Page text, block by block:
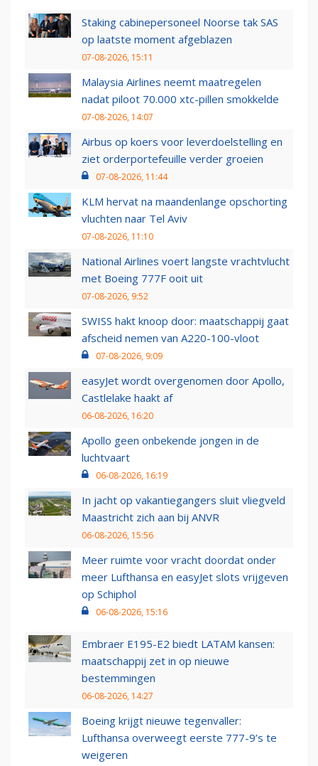
Staking cabinepersoneel Noorse tak SAS
op laatste moment afgeblazen
07-08-2026, 15:11
Malaysia Airlines neemt maatregelen
nadat piloot 70.000 xtc-pillen smokkelde
07-08-2026, 14:07
Airbus op koers voor leverdoelstelling en
ziet orderportefeuille verder groeien
07-08-2026, 11:44
KLM hervat na maandenlange opschorting
vluchten naar Tel Aviv
07-08-2026, 11:10
National Airlines voert langste vrachtvlucht
met Boeing 777F ooit uit
07-08-2026, 9:52
SWISS hakt knoop door: maatschappij gaat
afscheid nemen van A220-100-vloot
07-08-2026, 9:09
easyJet wordt overgenomen door Apollo,
Castlelake haakt af
06-08-2026, 16:20
Apollo geen onbekende jongen in de
luchtvaart
06-08-2026, 16:19
In jacht op vakantiegangers sluit vliegveld
Maastricht zich aan bij ANVR
06-08-2026, 15:56
Meer ruimte voor vracht doordat onder
meer Lufthansa en easyJet slots vrijgeven
op Schiphol
06-08-2026, 15:16
Embraer E195-E2 biedt LATAM kansen:
maatschappij zet in op nieuwe
bestemmingen
06-08-2026, 14:27
Boeing krijgt nieuwe tegenvaller:
Lufthansa overweegt eerste 777-9’s te
weigeren